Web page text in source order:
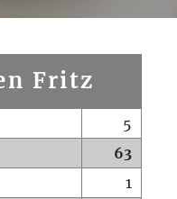
Fritz
5
63
1